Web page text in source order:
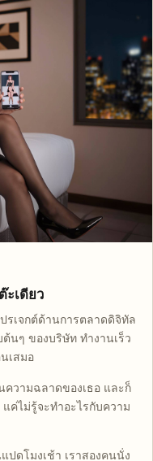
ะเดียว
รเจกต์ด้านการตลาดดิจิทัล
นๆ ของบริษัท ทำงานเร็ว
เสมอ
ความฉลาดของเธอ และก็
ค่ไม่รู้จะทำอะไรกับความ
ดโมงเช้า เราสองคนนั่ง